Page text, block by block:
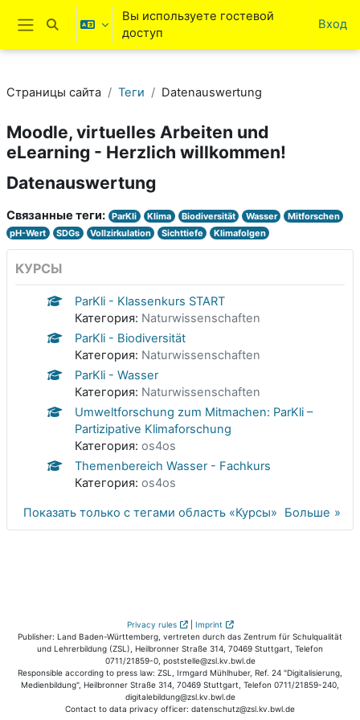
Перейти к основному содержанию
Боковая панель
Изменить данные поисковой строки
Вы используете гостевой
доступ
Вход
Страницы сайта Теги Datenauswertung
Moodle, virtuelles Arbeiten und
eLearning - Herzlich willkommen!
Datenauswertung
Связанные теги: ParKli Klima Biodiversität Wasser
Mitforschen
pH-Wert
SDGs Vollzirkulation Sichttiefe Klimafolgen
КУРСЫ
ParKli - Klassenkurs START
Категория: Naturwissenschaften
ParKli - Biodiversität
Категория: Naturwissenschaften
ParKli - Wasser
Категория: Naturwissenschaften
Umweltforschung zum Mitmachen: ParKli –
Partizipative Klimaforschung
Категория:os4os
Themenbereich Wasser - Fachkurs
Категория:os4os
Больше
Показать только с тегами область «Курсы»
Privacy rules | Imprint
Publisher: Land Baden-Württemberg, vertreten durch das Zentrum für Schulqualität
und Lehrerbildung (ZSL), Heilbronner Straße 314, 70469 Stuttgart, Telefon
0711/21859-0, poststelle@zsl.kv.bwl.de
Responsible according to press law: ZSL, Irmgard Mühlhuber, Ref. 24 "Digitalisierung,
Medienbildung", Heilbronner Straße 314, 70469 Stuttgart, Telefon 0711/21859-240,
digitalebildung@zsl.kv.bwl.de
Contact to data privacy officer: datenschutz@zsl.kv.bwl.de